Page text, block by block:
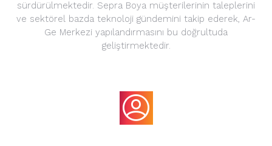
sürdürülmektedir. Sepra Boya müşterilerinin taleplerini
ve sektörel bazda teknoloji gündemini takip ederek, Ar-
Ge Merkezi yapılandırmasını bu doğrultuda
geliştirmektedir.